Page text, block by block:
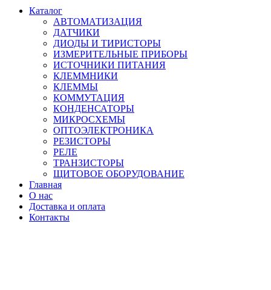
Каталог
АВТОМАТИЗАЦИЯ
ДАТЧИКИ
ДИОДЫ И ТИРИСТОРЫ
ИЗМЕРИТЕЛЬНЫЕ ПРИБОРЫ
ИСТОЧНИКИ ПИТАНИЯ
КЛЕММНИКИ
КЛЕММЫ
КОММУТАЦИЯ
КОНДЕНСАТОРЫ
МИКРОСХЕМЫ
ОПТОЭЛЕКТРОНИКА
РЕЗИСТОРЫ
РЕЛЕ
ТРАНЗИСТОРЫ
ЩИТОВОЕ ОБОРУДОВАНИЕ
Главная
О нас
Доставка и оплата
Контакты